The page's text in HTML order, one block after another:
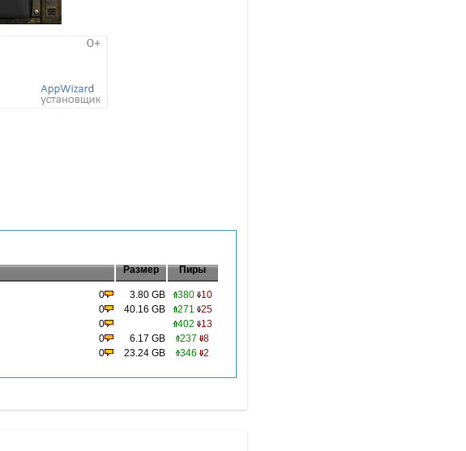
Размер Пиры
0 3.80 GB 380 10
0 40.16 GB 271
25
0 402
13
0 6.17 GB 237
8
0 23.24 GB 346 2